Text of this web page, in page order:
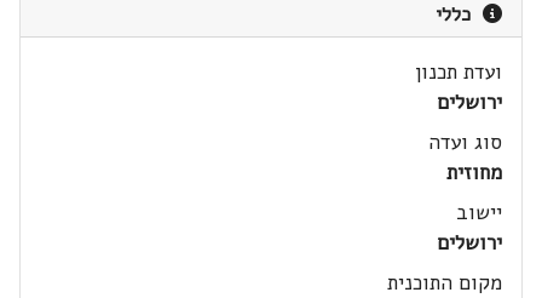
כללי
ועדת תכנון
ירושלים
סוג ועדה
מחוזית
יישוב
ירושלים
מקום התוכנית